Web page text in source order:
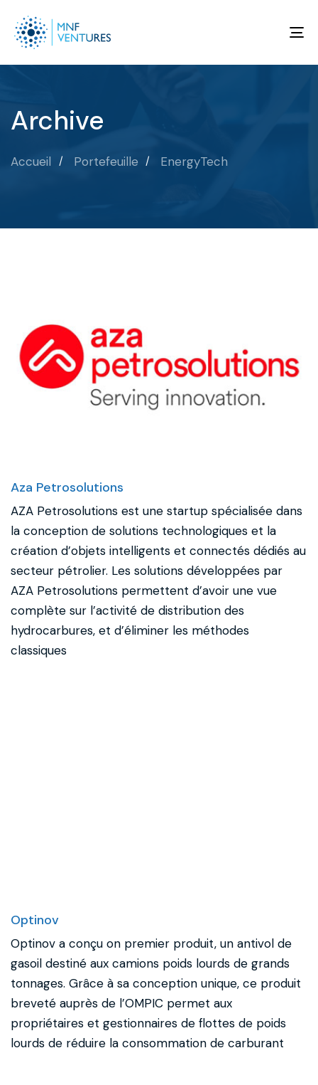
Archive
Accueil Portefeuille EnergyTech
Aza Petrosolutions
AZA Petrosolutions est une startup spécialisée dans
la conception de solutions technologiques et la
création d’objets intelligents et connectés dédiés au
secteur pétrolier. Les solutions développées par
AZA Petrosolutions permettent d’avoir une vue
complète sur l’activité de distribution des
hydrocarbures, et d’éliminer les méthodes
classiques
Optinov
Optinov a conçu on premier produit, un antivol de
gasoil destiné aux camions poids lourds de grands
tonnages. Grâce à sa conception unique, ce produit
breveté auprès de l’OMPIC permet aux
propriétaires et gestionnaires de flottes de poids
lourds de réduire la consommation de carburant